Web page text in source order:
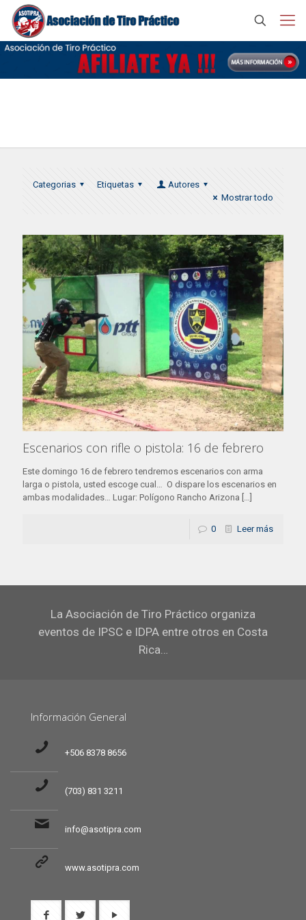
Categorias Etiquetas
Autores
Mostrar todo
Escenarios con rifle o pistola: 16 de febrero
Este domingo 16 de febrero tendremos escenarios con arma
larga o pistola, usted escoge cual… O dispare los escenarios en
ambas modalidades… Lugar: Polígono Rancho Arizona
0 Leer más
La Asociación de Tiro Práctico organiza
eventos de IPSC e IDPA entre otros en Costa
Rica…
Información General
+506 8378 8656
(703) 831 3211
info@asotipra.com
www.asotipra.com